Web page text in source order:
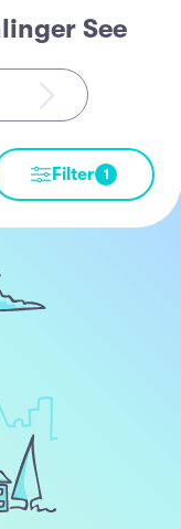
See
Filter 1